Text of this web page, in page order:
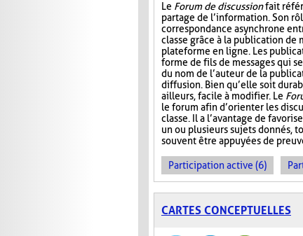
Le Forum de discussionfait
partage de l’information. Son
correspondance asynchrone
classe grâce à la publication de
plateforme en ligne. Les
forme de fils de messages qui
du nom de l’auteur de la
diffusion. Bien qu’elle soit
ailleurs, facile à modifier. Le
le forum afin d’orienter les
classe. Il a l’avantage de
un ou plusieurs sujets donnés,
souvent être appuyées de
Participation active (6)
CARTES CONCEPTUELLES